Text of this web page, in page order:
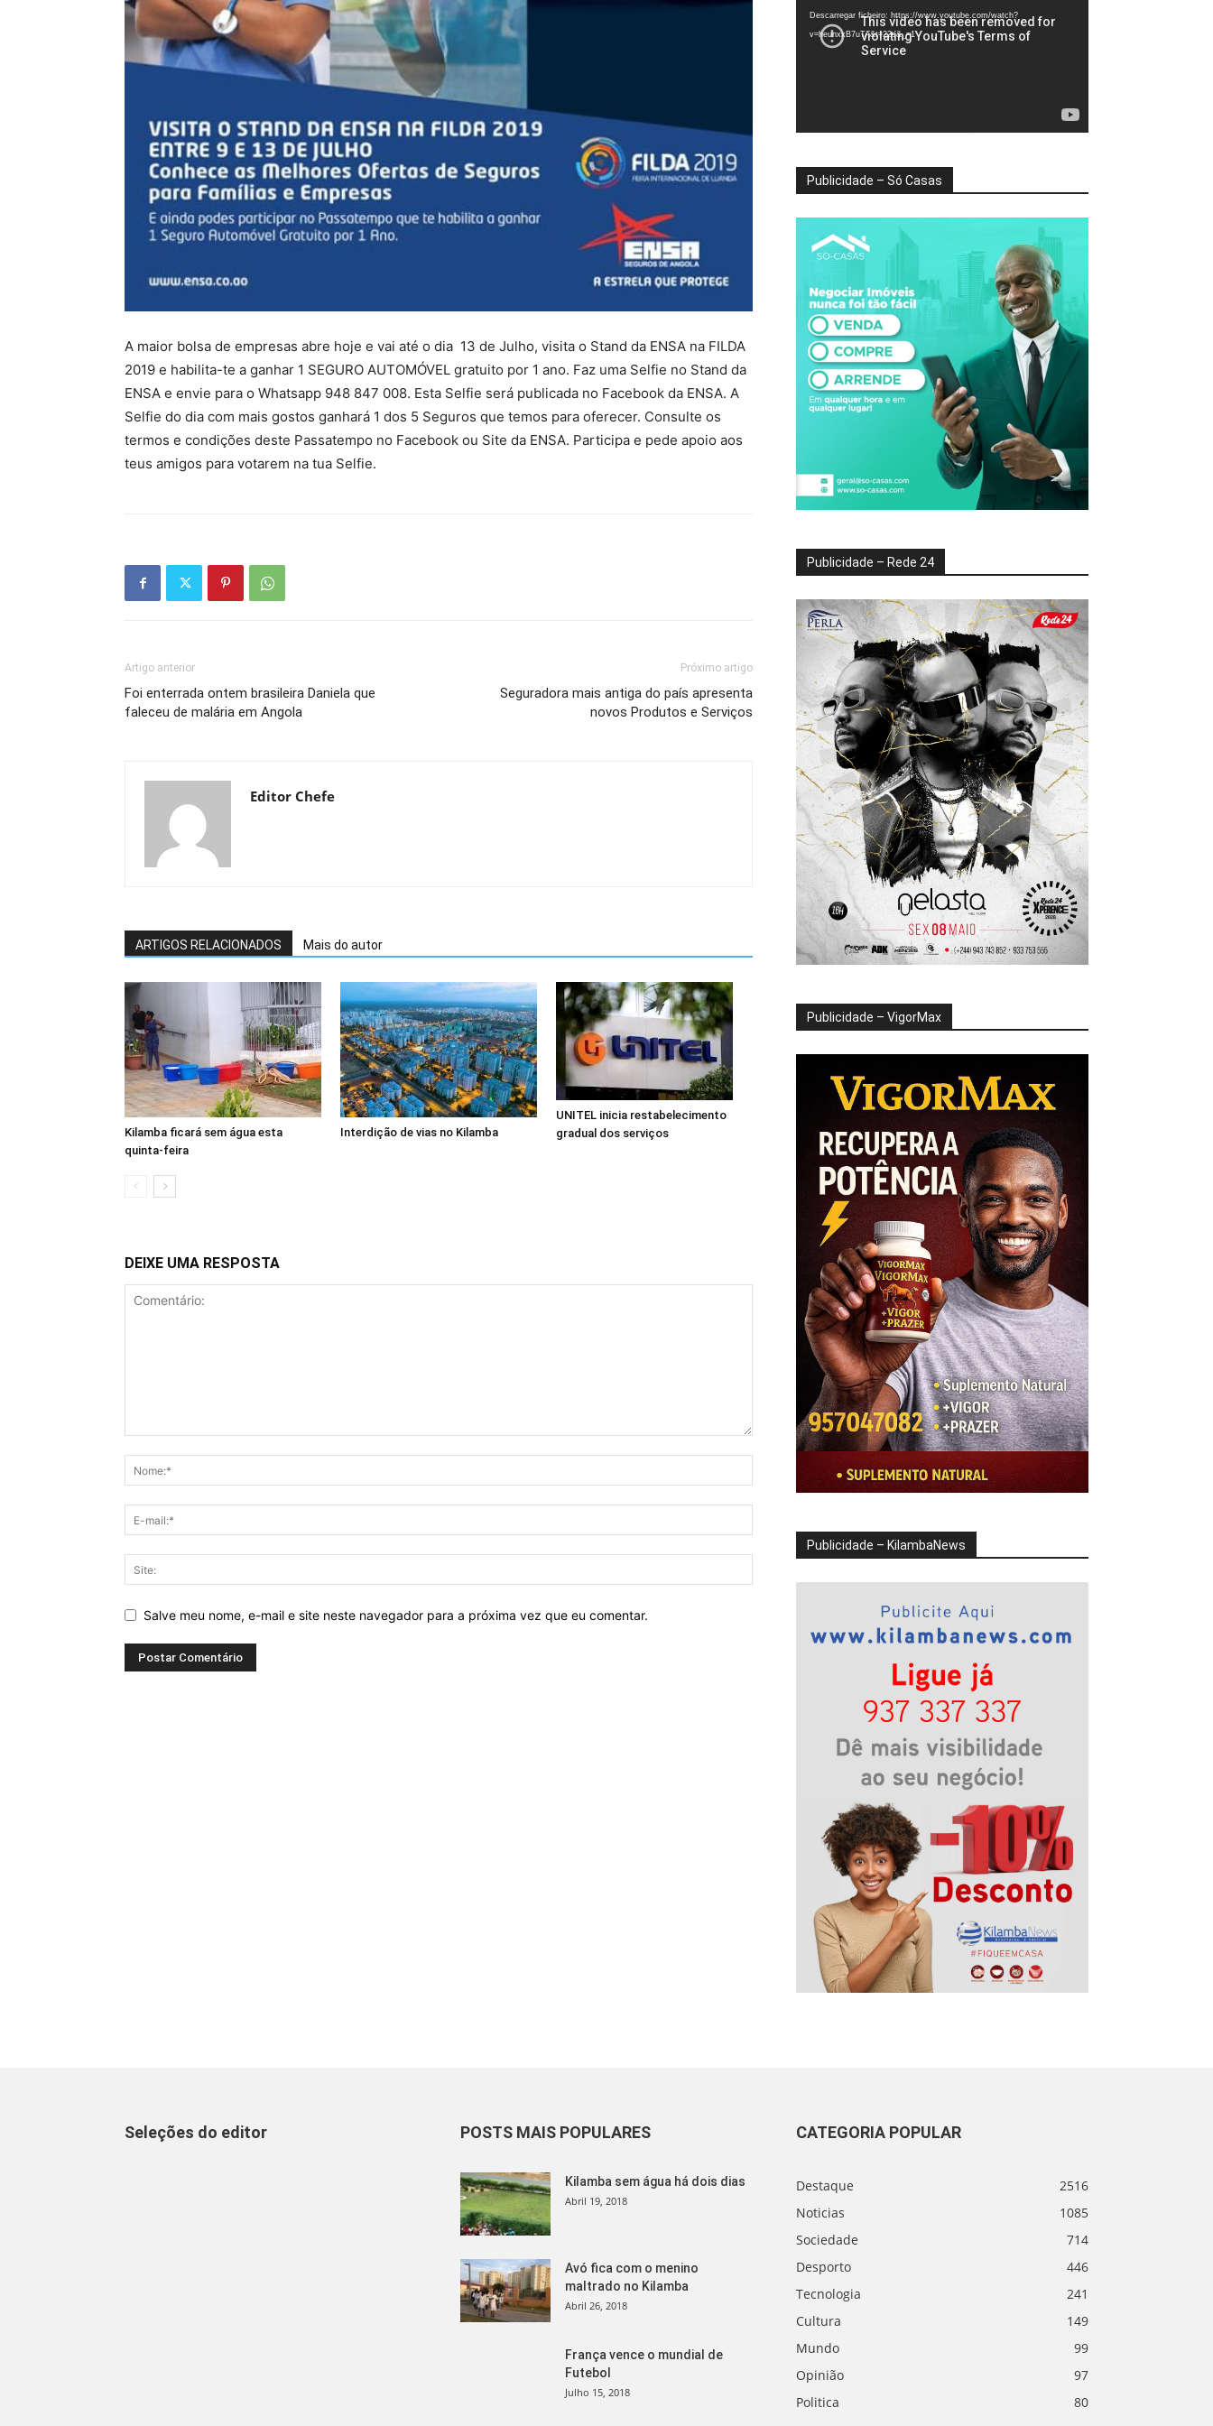
A maior bolsa de empresas abre hoje e vai até o dia 13 de Julho, visita o Stand da ENSA na FILDA
2019 e habilita-te a ganhar 1 SEGURO AUTOMÓVEL gratuito por 1 ano. Faz uma Selfie no Stand da
ENSA e envie para o Whatsapp 948 847 008. Esta Selfie será publicada no Facebook da ENSA. A
Selfie do dia com mais gostos ganhará 1 dos 5 Seguros que temos para oferecer. Consulte os
termos e condições deste Passatempo no Facebook ou Site da ENSA. Participa e pede apoio aos
teus amigos para votarem na tua Selfie.
Artigo anterior
Foi enterrada ontem brasileira Daniela que
faleceu de malária em Angola
Próximo artigo
Seguradora mais antiga do país apresenta
novos Produtos e Serviços
Editor Chefe
ARTIGOS RELACIONADOS Mais do autor
Kilamba ficará sem água esta
quinta-feira
Interdição de vias no Kilamba
UNITEL inicia restabelecimento
gradual dos serviços
DEIXE UMA RESPOSTA
Salve meu nome, e-mail e site neste navegador para a próxima vez que eu comentar.
vídeo
Descarregar ficheiro: https://www.youtube.com/watch?
v=heunxxB7uTA&t=22s&_=1
Publicidade – Só Casas
Publicidade – Rede 24
Publicidade – VigorMax
Publicidade – KilambaNews
Seleções do editor POSTS MAIS POPULARES
Kilamba sem água há dois dias
Abril 19, 2018
Avó fica com o menino
maltrado no Kilamba
Abril 26, 2018
França vence o mundial de
Futebol
Julho 15, 2018
CATEGORIA POPULAR
Destaque
2516
Noticias
1085
Sociedade
714
Desporto
446
Tecnologia
241
Cultura
149
Mundo
99
Opinião
97
Politica
80